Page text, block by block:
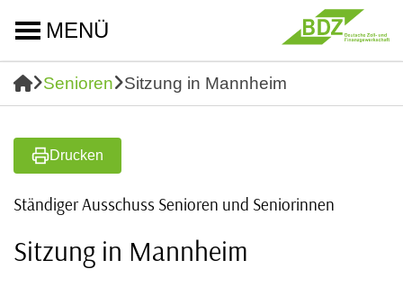
MENÜ
Senioren Sitzung in Mannheim
Drucken
Ständiger Ausschuss Senioren und Seniorinnen
Sitzung in Mannheim